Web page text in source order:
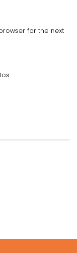
for the next